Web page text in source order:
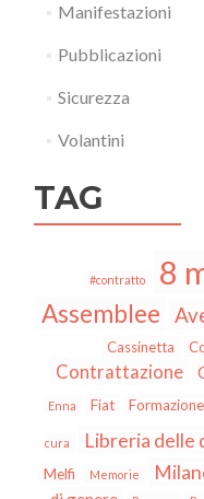
Manifestazioni
Pubblicazioni
Sicurezza
Volantini
TAG
#contratto 8
Assemblee
Cassinetta
Contrattazione
Enna Fiat Formazione
cura Libreria delle
Melfi Memorie